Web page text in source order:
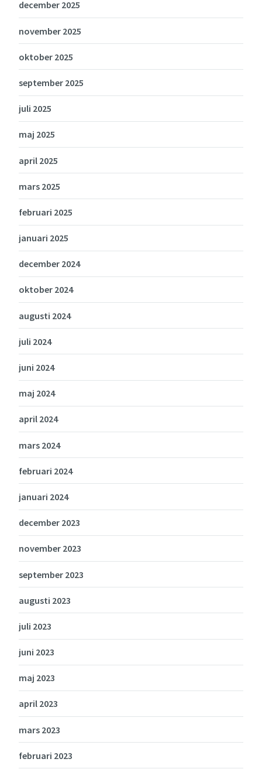
december 2025
november 2025
oktober 2025
september 2025
juli 2025
maj 2025
april 2025
mars 2025
februari 2025
januari 2025
december 2024
oktober 2024
augusti 2024
juli 2024
juni 2024
maj 2024
april 2024
mars 2024
februari 2024
januari 2024
december 2023
november 2023
september 2023
augusti 2023
juli 2023
juni 2023
maj 2023
april 2023
mars 2023
februari 2023